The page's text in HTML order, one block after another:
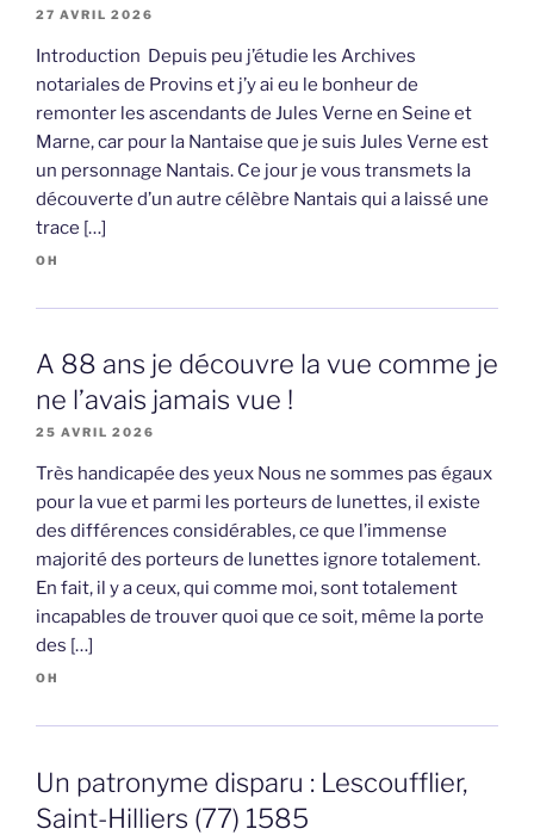
27 AVRIL 2026
Introduction Depuis peu j’étudie les Archives
notariales de Provins et j’y ai eu le bonheur de
remonter les ascendants de Jules Verne en Seine et
Marne, car pour la Nantaise que je suis Jules Verne est
un personnage Nantais. Ce jour je vous transmets la
découverte d’un autre célèbre Nantais qui a laissé une
trace […]
OH
A 88 ans je découvre la vue comme je
ne l’avais jamais vue !
25 AVRIL 2026
Très handicapée des yeux Nous ne sommes pas égaux
pour la vue et parmi les porteurs de lunettes, il existe
des différences considérables, ce que l’immense
majorité des porteurs de lunettes ignore totalement.
En fait, il y a ceux, qui comme moi, sont totalement
incapables de trouver quoi que ce soit, même la porte
des […]
OH
Un patronyme disparu : Lescoufflier,
Saint-Hilliers (77) 1585